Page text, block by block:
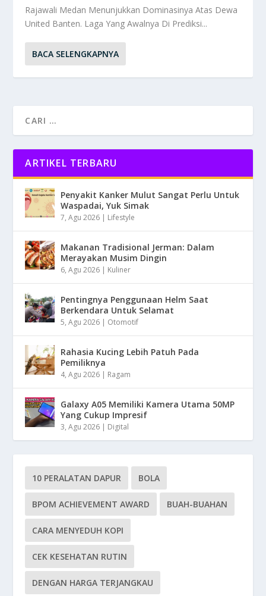
Rajawali Medan Menunjukkan Dominasinya Atas Dewa
United Banten. Laga Yang Awalnya Di Prediksi...
BACA SELENGKAPNYA
ARTIKEL TERBARU
Penyakit Kanker Mulut Sangat Perlu Untuk
Waspadai, Yuk Simak
7, Agu 2026 | Lifestyle
Makanan Tradisional Jerman: Dalam
Merayakan Musim Dingin
6, Agu 2026 | Kuliner
Pentingnya Penggunaan Helm Saat
Berkendara Untuk Selamat
5, Agu 2026 | Otomotif
Rahasia Kucing Lebih Patuh Pada
Pemiliknya
4, Agu 2026 | Ragam
Galaxy A05 Memiliki Kamera Utama 50MP
Yang Cukup Impresif
3, Agu 2026 | Digital
10 PERALATAN DAPUR BOLA
BPOM ACHIEVEMENT AWARD BUAH-BUAHAN
CARA MENYEDUH KOPI
CEK KESEHATAN RUTIN
DENGAN HARGA TERJANGKAU